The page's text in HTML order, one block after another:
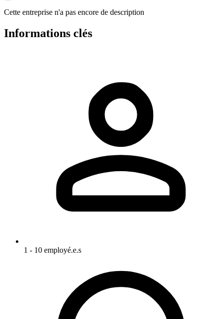
Cette entreprise n'a pas encore de description
Informations clés
1 - 10 employé.e.s